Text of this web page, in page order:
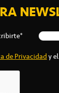
de Privacidady el